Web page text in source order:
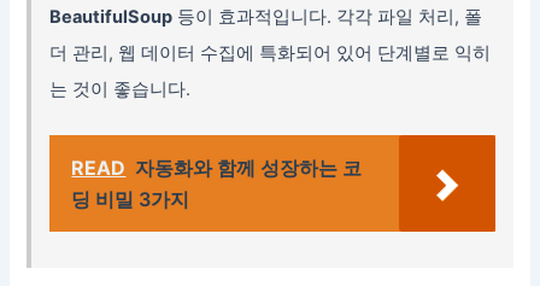
BeautifulSoup 등이 효과적입니다. 각각 파일 처리, 폴
더 관리, 웹 데이터 수집에 특화되어 있어 단계별로 익히
는 것이 좋습니다.
READ 자동화와 함께 성장하는 코
딩 비밀 3가지